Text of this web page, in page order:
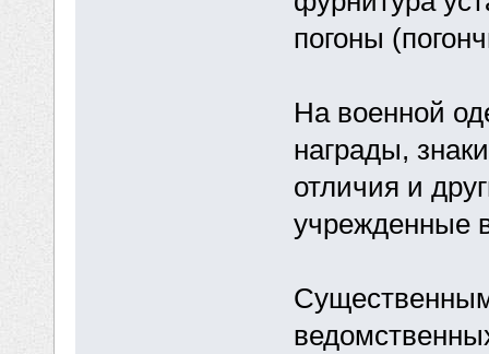
погоны
На военной
награды,
отличия и
учрежденные